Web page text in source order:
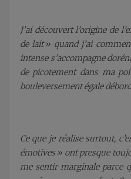
J’ai découvert l’origine de
de lait » quand j’ai
intense s’accompagne
de picotement dans ma
bouleversement égale
Ce que je réalise surtout,
émotives » ont presque
me sentir marginale parce